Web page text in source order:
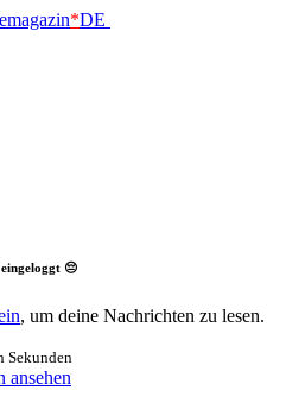
*DE
😔
, um deine Nachrichten zu lesen.
Sekunden
ansehen